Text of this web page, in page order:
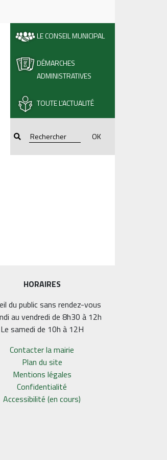
LE CONSEIL MUNICIPAL
DÉMARCHES
ADMINISTRATIVES
TOUTE L'ACTUALITÉ
OK
HORAIRES
du public sans rendez-vous
au vendredi de 8h30 à 12h
Le samedi de 10h à 12H
Contacter la mairie
Plan du site
Mentions légales
Confidentialité
Accessibilité (en cours)